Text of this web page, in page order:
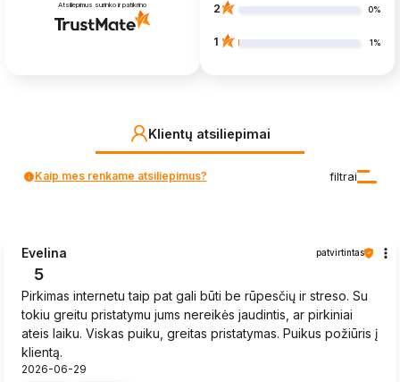
Atsiliepimus surinko ir patikrino 2 0%
1 1%
Klientų atsiliepimai
filtrai
Kaip mes renkame atsiliepimus?
Evelina patvirtintas
5
Pirkimas internetu taip pat gali būti be rūpesčių ir streso. Su
tokiu greitu pristatymu jums nereikės jaudintis, ar pirkiniai
ateis laiku. Viskas puiku, greitas pristatymas. Puikus požiūris į
klientą.
2026-06-29